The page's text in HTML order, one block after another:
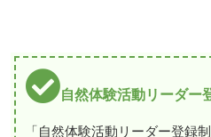
自然体験活動リーダー
「自然体験活動リーダー登録